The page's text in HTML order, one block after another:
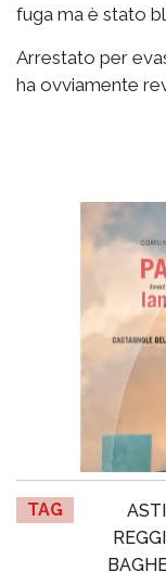
fuga ma è stato
Arrestato per
ha ovviamente
TAG ASTI